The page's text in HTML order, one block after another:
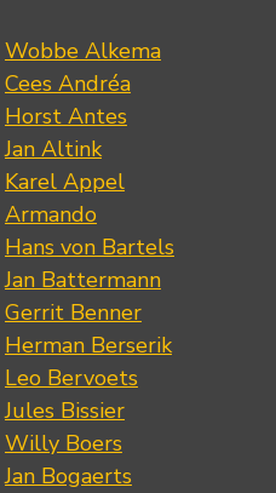
Wobbe Alkema
Cees Andréa
Horst Antes
Jan Altink
Karel Appel
Armando
Hans von Bartels
Jan Battermann
Gerrit Benner
Herman Berserik
Leo Bervoets
Jules Bissier
Willy Boers
Jan Bogaerts